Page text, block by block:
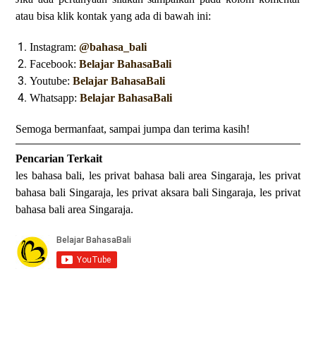
atau bisa klik kontak yang ada di bawah ini:
Instagram: @bahasa_bali
Facebook: Belajar BahasaBali
Youtube: Belajar BahasaBali
Whatsapp: Belajar BahasaBali
Semoga bermanfaat, sampai jumpa dan terima kasih!
Pencarian Terkait
les bahasa bali, les privat bahasa bali area Singaraja, les privat
bahasa bali Singaraja, les privat aksara bali Singaraja, les privat
bahasa bali area Singaraja.